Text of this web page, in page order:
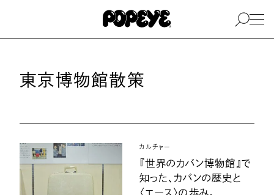
東京博物館散策
カルチャー
『世界のカバン博物館』で
知った、カバンの歴史と